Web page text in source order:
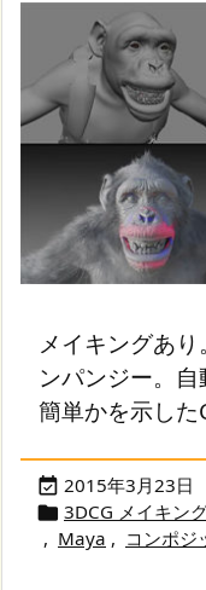
メイキングあ
ンパンジー。
簡単かを示した
 2015年3月23日
 3DCG メイキン
, Maya , コンポジ